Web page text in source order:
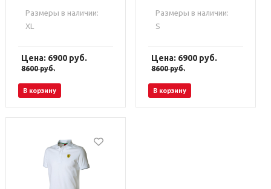
Размеры в наличии:
XL
Цена: 6900 руб.
8600руб.
В корзину
Размеры в наличии:
S
Цена: 6900 руб.
8600руб.
В корзину